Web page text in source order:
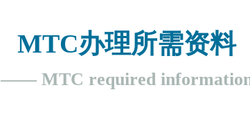
MTC办理所需资料
—— MTC required